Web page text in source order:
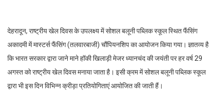
देहरादून, राष्ट्रीय खेल दिवस के उपलक्ष्य में सोशल बलूनी पब्लिक स्कूल स्थित फैंसिंग
अकादमी में मास्टर्स फैंसिंग (तलवारबाजी) चौंपियनशिप का आयोजन किया गया। ज्ञातव्य है
कि भारत सरकार द्वारा जाने माने हॉकी खिलाड़ी मेजर ध्यानचंद की जयंती पर हर वर्ष 29
अगस्त को राष्ट्रीय खेल दिवस मनाया जाता है। इसी क्रम में सोशल बलूनी पब्लिक स्कूल
द्वारा भी इस दिन विभिन्न क्रीड़ा प्रतियोगिताएं आयोजित की जाती हैं।